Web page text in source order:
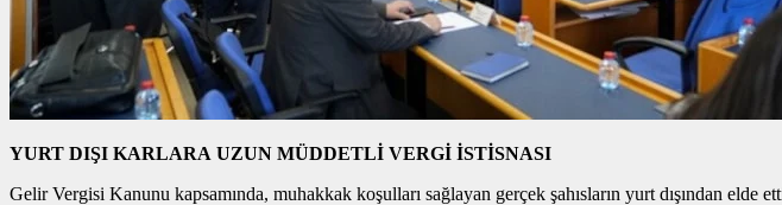
YURT DIŞI KARLARA UZUN MÜDDETLİ VERGİ İSTİSNASI
Gelir Vergisi Kanunu kapsamında, muhakkak koşulları sağlayan gerçek şahısların yurt dışından